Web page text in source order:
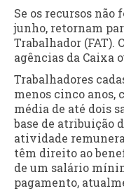
Se os recursos não
junho, retornam
Trabalhador (FAT).
agências da Caixa
Trabalhadores
menos cinco anos,
média de até dois
base de atribuição
atividade
têm direito ao
de um salário
pagamento,